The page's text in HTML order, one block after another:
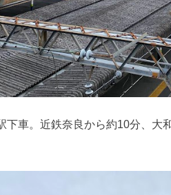
下車。近鉄奈良から約10分、大